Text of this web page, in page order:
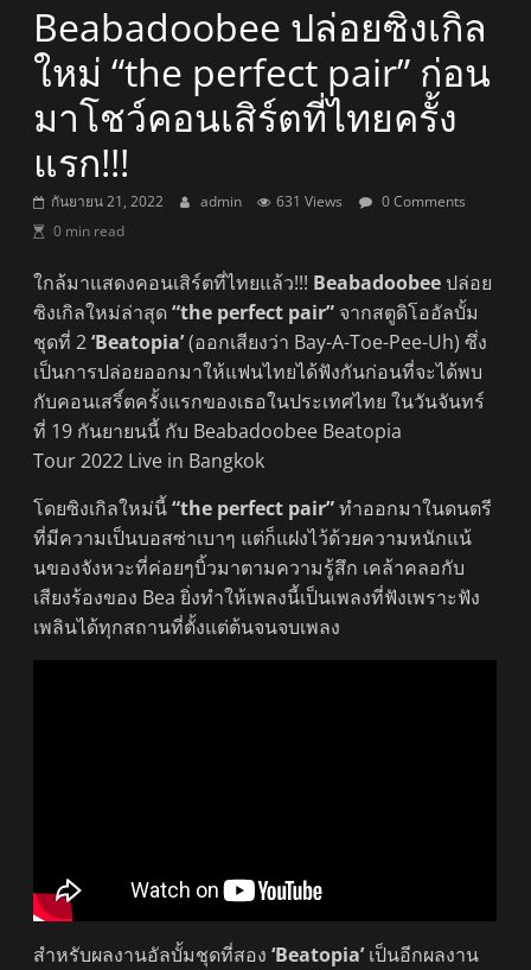
Beabadoobee ปล่อยซิงเกิล
ใหม่ “the perfect pair” ก่อน
มาโชว์คอนเสิร์ตที่ไทยครั้ง
แรก!!!
กันยายน 21, 2022 admin 631 Views
0 Comments
0 min read
ใกล้มาแสดงคอนเสิร์ตที่ไทยแล้ว!!! Beabadoobee ปล่อย
ซิงเกิลใหม่ล่าสุด“the perfect pair” จากสตูดิโออัลบั้ม
ชุดที่ 2‘Beatopia’(ออกเสียงว่า Bay-A-Toe-Pee-Uh) ซึ่ง
เป็นการปล่อยออกมาให้แฟนไทยได้ฟังกันก่อนที่จะได้พบ
กับคอนเสริ์ตครั้งแรกของเธอในประเทศไทย ในวันจันทร์
ที่ 19 กันยายนนี้ กับ Beabadoobee Beatopia
Tour 2022 Live in Bangkok
โดยซิงเกิลใหม่นี้“the perfect pair”ทำออกมาในดนตรี
ที่มีความเป็นบอสซ่าเบาๆ แต่ก็แฝงไว้ด้วยความหนักแน้
นของจังหวะที่ค่อยๆบิ้วมาตามความรู้สึก เคล้าคลอกับ
เสียงร้องของ Bea ยิ่งทำให้เพลงนี้เป็นเพลงที่ฟังเพราะฟัง
เพลินได้ทุกสถานที่ตั้งแต่ต้นจนจบเพลง
สำหรับผลงานอัลบั้มชุดที่สอง‘Beatopia’เป็นอีกผลงาน